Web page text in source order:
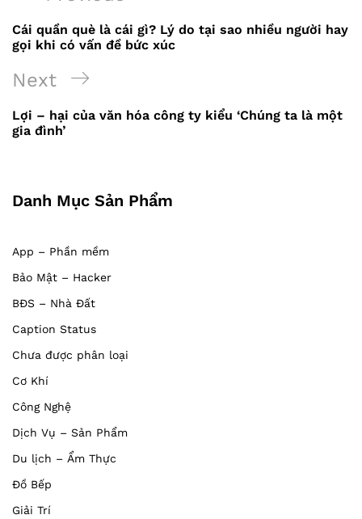
hướng
bài
Post
Cái quần què là cái gì? Lý do tại sao nhiều người hay
gọi khi có vấn đề bức xúc
Next
Post
Next
Lợi – hại của văn hóa công ty kiểu ‘Chúng ta là một
gia đình’
Danh Mục Sản Phẩm
App – Phần mềm
Bảo Mật – Hacker
BĐS – Nhà Đất
Caption Status
Chưa được phân loại
Cơ Khí
Công Nghệ
Dịch Vụ – Sản Phẩm
Du lịch – Ẩm Thực
Đồ Bếp
Giải Trí